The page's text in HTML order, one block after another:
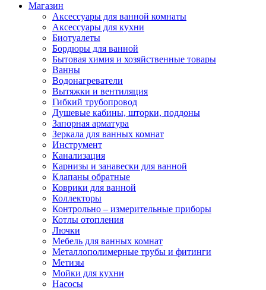
Магазин
Аксессуары для ванной комнаты
Аксессуары для кухни
Биотуалеты
Бордюры для ванной
Бытовая химия и хозяйственные товары
Ванны
Водонагреватели
Вытяжки и вентиляция
Гибкий трубопровод
Душевые кабины, шторки, поддоны
Запорная арматура
Зеркала для ванных комнат
Инструмент
Канализация
Карнизы и занавески для ванной
Клапаны обратные
Коврики для ванной
Коллекторы
Контрольно – измерительные приборы
Котлы отопления
Лючки
Мебель для ванных комнат
Металлополимерные трубы и фитинги
Метизы
Мойки для кухни
Насосы